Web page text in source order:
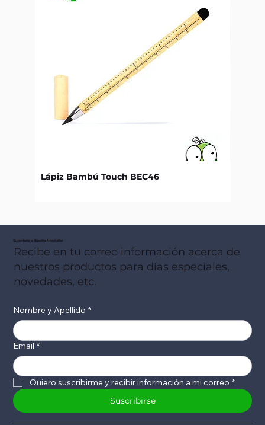
Lápiz Bambú Touch BEC46
Suscribete a Nuestro Newsletter
Recibe en tu correo información acerca de
nuestros productos para días especiales,
novedades, etc.
Nombre y Apellido *
Email *
Quiero suscribirme y recibir información a mi correo *
Suscribirse